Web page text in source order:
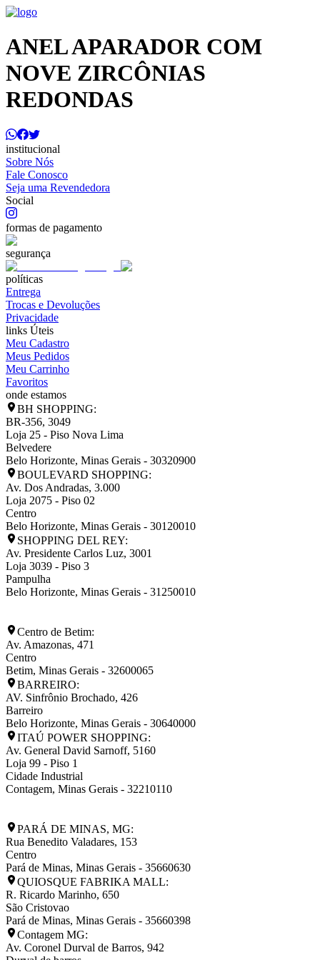
ANEL APARADOR COM
NOVE ZIRCÔNIAS
REDONDAS
institucional
Sobre Nós
Fale Conosco
Seja uma Revendedora
Social
formas de pagamento
segurança
políticas
Entrega
Trocas e Devoluções
Privacidade
links Úteis
Meu Cadastro
Meus Pedidos
Meu Carrinho
Favoritos
onde estamos
BH SHOPPING:
BR-356, 3049
Loja 25 - Piso Nova Lima
Belvedere
Belo Horizonte, Minas Gerais - 30320900
BOULEVARD SHOPPING:
Av. Dos Andradas, 3.000
Loja 2075 - Piso 02
Centro
Belo Horizonte, Minas Gerais - 30120010
SHOPPING DEL REY:
Av. Presidente Carlos Luz, 3001
Loja 3039 - Piso 3
Pampulha
Belo Horizonte, Minas Gerais - 31250010
Centro de Betim:
Av. Amazonas, 471
Centro
Betim, Minas Gerais - 32600065
BARREIRO:
AV. Sinfrônio Brochado, 426
Barreiro
Belo Horizonte, Minas Gerais - 30640000
ITAÚ POWER SHOPPING:
Av. General David Sarnoff, 5160
Loja 99 - Piso 1
Cidade Industrial
Contagem, Minas Gerais - 32210110
PARÁ DE MINAS, MG:
Rua Benedito Valadares, 153
Centro
Pará de Minas, Minas Gerais - 35660630
QUIOSQUE FABRIKA MALL:
R. Ricardo Marinho, 650
São Cristovao
Pará de Minas, Minas Gerais - 35660398
Contagem MG:
Av. Coronel Durval de Barros, 942